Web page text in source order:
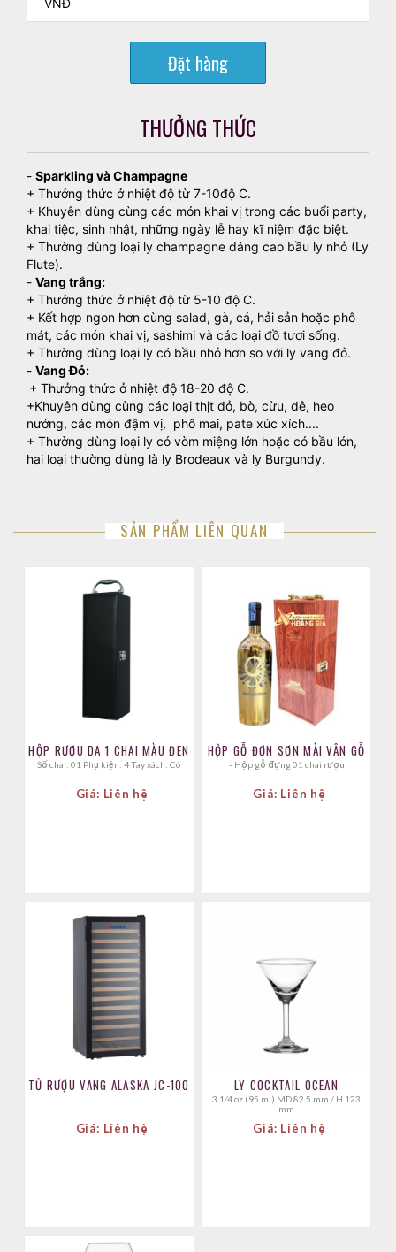
Đặt hàng
THƯỞNG THỨC
- Sparkling và Champagne
+ Thưởng thức ở nhiệt độ từ 7-10độ C.
+ Khuyên dùng cùng các món khai vị trong các buổi party,
khai tiệc, sinh nhật, những ngày lễ hay kĩ niệm đặc biệt.
+ Thường dùng loại ly champagne dáng cao bầu ly nhỏ (Ly
Flute).
- Vang trắng:
+ Thưởng thức ở nhiệt độ từ 5-10 độ C.
+ Kết hợp ngon hơn cùng salad, gà, cá, hải sản hoặc phô
mát, các món khai vị, sashimi và các loại đồ tươi sống.
+ Thường dùng loại ly có bầu nhỏ hơn so với ly vang đỏ.
- Vang Đỏ:
+ Thưởng thức ở nhiệt độ 18-20 độ C.
+Khuyên dùng cùng các loại thịt đỏ, bò, cừu, dê, heo
nướng, các món đậm vị, phô mai, pate xúc xích....
+ Thường dùng loại ly có vòm miệng lớn hoặc có bầu lớn,
hai loại thường dùng là ly Brodeaux và ly Burgundy.
SẢN PHẨM LIÊN QUAN
HỘP RƯỢU DA 1 CHAI MÀU ĐEN
Số chai: 01 Phụ kiện: 4 Tay xách: Có
Giá: Liên hệ
HỘP GỖ ĐƠN SƠN MÀI VÂN GỖ
- Hộp gỗ đựng 01 chai rượu
Giá: Liên hệ
TỦ RƯỢU VANG ALASKA JC-100
Giá: Liên hệ
LY COCKTAIL OCEAN
3 1⁄4 oz (95 ml) MD 82.5 mm / H 123
mm
Giá: Liên hệ